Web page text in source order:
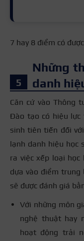
7 hay 8 điểm có
Những
danh
Căn cứ vào Thông
Đào tạo có hiệu lực
sinh tiên tiến đối với
lạnh danh hiệu học
ra việc xếp loại học
dựa vào điểm trung
sẽ được đánh giá
Với những môn
nghệ thuật hay
hoạt động trải